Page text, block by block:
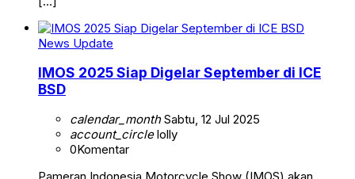
News Update
IMOS 2025 Siap Digelar September di ICE
BSD
calendar_monthSabtu, 12 Jul 2025
account_circlelolly
0Komentar
Pameran Indonesia Motorcycle Show (IMOS) akan